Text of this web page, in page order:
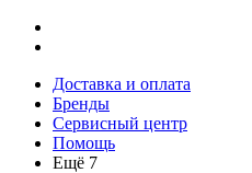
Доставка и оплата
Бренды
Сервисный центр
Помощь
Ещё 7